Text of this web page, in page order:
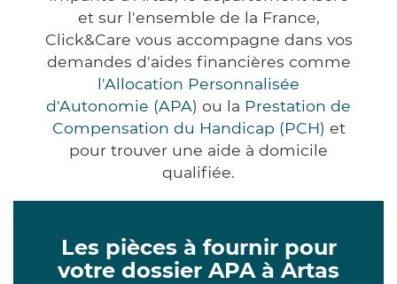
et sur l'ensemble de la France,
Click&Care vous accompagne dans vos
demandes d'aides financières comme
l'Allocation Personnalisée
d'Autonomie (APA) ou la Prestation de
Compensation du Handicap (PCH) et
pour trouver une aide à domicile
qualifiée.
Les pièces à fournir pour
votre dossier APA à Artas